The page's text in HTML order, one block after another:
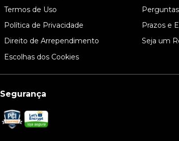
Termos de Uso
Política de Privacidade
Direito de Arrependimento
Escolhas dos Cookies
Prazos e
Seja um
Segurança